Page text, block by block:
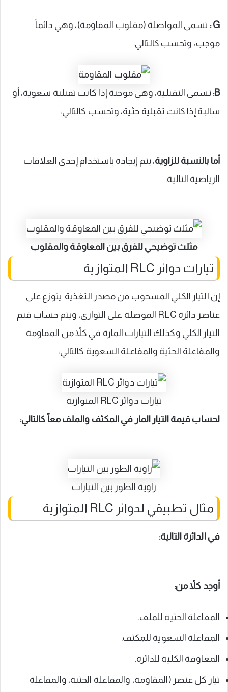
G : تسمى المواصلة (مقلوب المقاومة)، وهي دائماً
موجب، وتحسب كالتالي:
B: تسمى التقبلية، وهي موجبة إذا كانت تقبلية سعوية، أو
سالبة إذا كانت تقبلية حثية، وتحسب كالتالي:
أما بالنسبة للزاوية، يتم إيجاده باستخدام إحدى العلاقات
الرياضية التالية:
مثلث توضيحي للفرق بين المعاوقة والمقلوب
تيارات دوائر RLC المتوازية
إن التيار الكلي المسحوب من مصدر التغذية يتوزع على
عناصر دائرة RLC الموصلة على التوازي، ويتم حساب قيم
التيار الكلي وكذلك التيارات المارة في كلاً من المقاومة
والمفاعلة الحثية والمفاعلة السعوية كالتالي:
تيارات دوائر RLC المتوازية
لحساب قيمة التيار المار في المكثف والملف معاً كالتالي:
زاوية الطور بين التيارات
مثال تطبيقي لدوائر RLC المتوازية
في الدائرة التالية:
أوجد كلاً من:
المفاعلة الحثية للملف.
المفاعلة السعوية للمكثف.
المعاوقة الكلية للدائرة.
تيار كل عنصر (المقاومة، والمفاعلة الحثية، والمفاعلة